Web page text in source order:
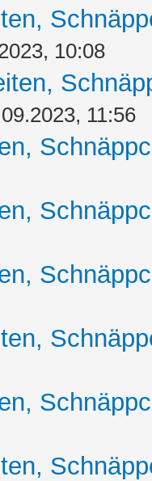
10:08
11:56